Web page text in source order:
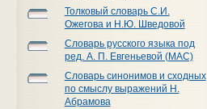
Толковый словарь С.И.
Ожегова и Н.Ю. Шведовой
Словарь русского языка под
ред. А. П. Евгеньевой (МАС)
Словарь синонимов и сходных
по смыслу выражений Н.
Абрамова